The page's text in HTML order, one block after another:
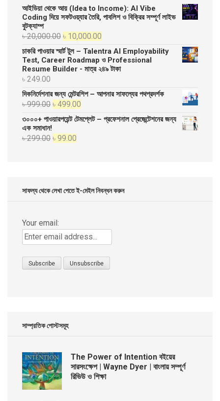
আইডিয়া থেকে আয় (Idea to Income): AI Vibe
Coding দিয়ে সফটওয়্যার তৈরি, পাবলিশ ও বিক্রির সম্পূর্ণ লাইভ
বুটক্যাম্প
৳20,000.00 Original
price
was:
৳ 20,000.00.
৳ 10,000.00
price
is:
৳ 10,000.00.
চাকরি পাওয়ার স্মার্ট টুল – Talentra AI Employability
Test, Career Roadmap ও Professional
Resume Builder - মাত্র ২৪৯ টাকা
৳ 249.00
দিকনির্দেশনার জন্য মেন্টরশিপ – আপনার সাফল্যের পথপ্রদর্শক
৳999.00 Original
price
৳ 999.00.
৳ 499.00
price
৩০০০+ পাওয়ারপয়েন্ট টেমপ্লেট – প্রফেশনাল প্রেজেন্টেশনের জন্য
এক সমাধান!
৳299.00 Original
৳ 99.00
সাফল্য থেকে লেখা পেতে ই-মেইল নিবন্ধন করুন
Your email:
সাম্প্রতিক পোস্টসমূহ
The Power of Intention বইয়ের
সারসংক্ষেপ | Wayne Dyer | বাংলায় সম্পূর্ণ
রিভিউ ও শিক্ষা